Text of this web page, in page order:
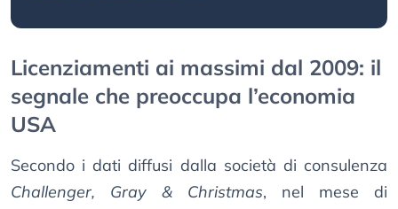
Licenziamenti ai massimi dal 2009: il
segnale che preoccupa l’economia
USA
Secondo i dati diffusi dalla società di consulenza
Challenger, Gray & Christmas, nel mese di